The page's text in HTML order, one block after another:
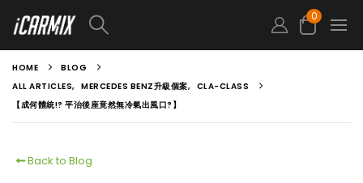
0
HOME
BLOG
ALL ARTICLES, MERCEDES BENZ升級個案, CLA-CLASS
【成何體統!? 平治後座竟然無冷氣出風口?】
Back to Blog